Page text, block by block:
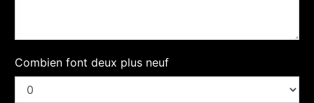
Combien font deux plus neuf